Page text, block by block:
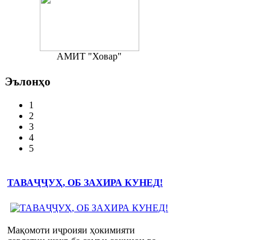
АМИТ "Ховар"
Эълонҳо
1
2
3
4
5
ТАВАҶҶУҲ, ОБ ЗАХИРА КУНЕД!
Мақомоти иҷроияи ҳокимияти